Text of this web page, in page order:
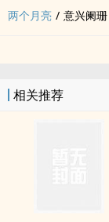
两个月亮 / 意兴阑珊
相关推荐